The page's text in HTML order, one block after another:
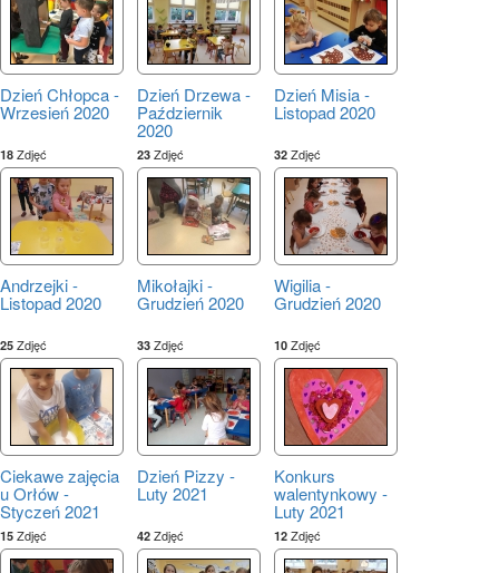
Dzień Chłopca -
Wrzesień 2020
18 Zdjęć
Dzień Drzewa -
Październik
2020
23 Zdjęć
Dzień Misia -
Listopad 2020
32 Zdjęć
Andrzejki -
Listopad 2020
25 Zdjęć
Mikołajki -
Grudzień 2020
33 Zdjęć
Wigilia -
Grudzień 2020
10 Zdjęć
Ciekawe zajęcia
u Orłów -
Styczeń 2021
15 Zdjęć
Dzień Pizzy -
Luty 2021
42 Zdjęć
Konkurs
walentynkowy -
Luty 2021
12 Zdjęć